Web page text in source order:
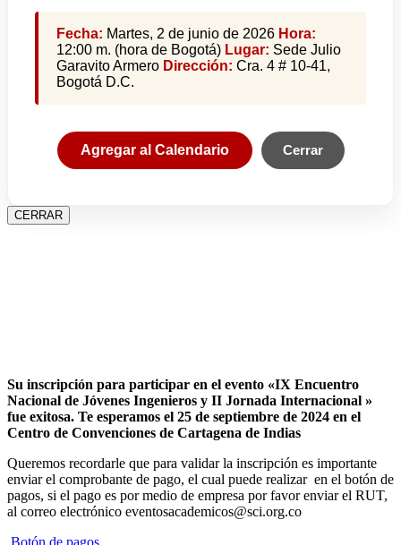
Fecha: Martes, 2 de junio de 2026 Hora:
12:00 m. (hora de Bogotá) Lugar: Sede Julio
Garavito Armero Dirección: Cra. 4 # 10-41,
Bogotá D.C.
Agregar al Calendario Cerrar
CERRAR
Su inscripción para participar en el evento «IX Encuentro
Nacional de Jóvenes Ingenieros y II Jornada Internacional »
fue exitosa. Te esperamos el 25 de septiembre de 2024 en el
Centro de Convenciones de Cartagena de Indias
Queremos recordarle que para validar la inscripción es importante
enviar el comprobante de pago, el cual puede realizar en el botón de
pagos, si el pago es por medio de empresa por favor enviar el RUT,
al correo electrónico eventosacademicos@sci.org.co
Botón de pagos